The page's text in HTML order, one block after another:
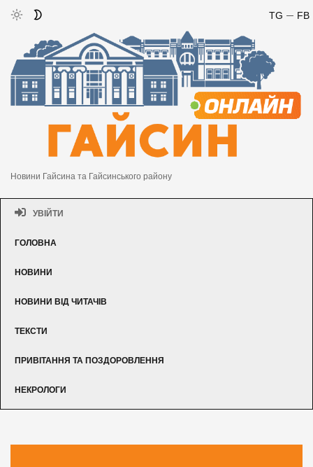
FB
TG
Новини Гайсина та Гайсинського району
УВІЙТИ
ГОЛОВНА
НОВИНИ
НОВИНИ ВІД ЧИТАЧІВ
ТЕКСТИ
ПРИВІТАННЯ ТА ПОЗДОРОВЛЕННЯ
НЕКРОЛОГИ